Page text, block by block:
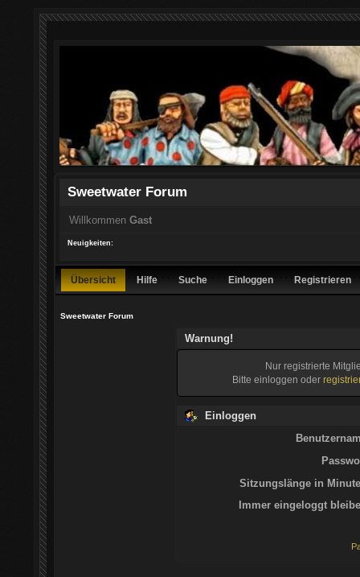
Sweetwater Forum
Willkommen Gast
Neuigkeiten:
Übersicht Hilfe Suche Einloggen Registrieren
Sweetwater Forum
Warnung!
Nur registrierte
Bitte einloggen oder
Einloggen
Sitzungslänge in
Immer eingeloggt